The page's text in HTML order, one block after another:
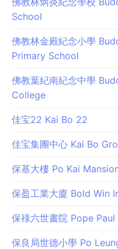
School
佛教林金殿紀念小學
Primary School
佛教葉紀南紀念中學
College
佳宝22 Kai Bo 22
佳宝集團中心 Kai Bo
保基大樓 Po Kai
保盈工業大廈 Bold Win
保祿六世書院 Pope
保良局世德小學 Po